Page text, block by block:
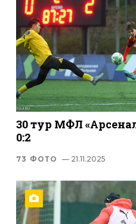
30 тур МФЛ
0:2
73 ФОТО — 21.11.2025